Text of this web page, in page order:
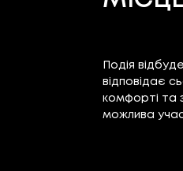
Подія
відповідає
комфорті та
можлива